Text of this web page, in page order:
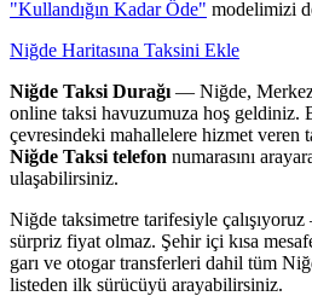
"Kullandığın Kadar Öde" modelimizi
Niğde Haritasına Taksini Ekle
Niğde Taksi Durağı — Niğde, Merkez
online taksi havuzumuza hoş geldiniz.
çevresindeki mahallelere hizmet veren
Niğde Taksi telefon numarasını
ulaşabilirsiniz.
Niğde taksimetre tarifesiyle çalışıyoruz
sürpriz fiyat olmaz. Şehir içi kısa
garı ve otogar transferleri dahil tüm
listeden ilk sürücüyü arayabilirsiniz.